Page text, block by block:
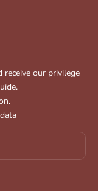
receive our privilege